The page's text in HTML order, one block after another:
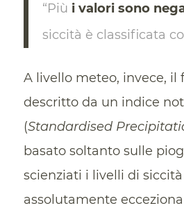
“Più i valori sono
siccità è classificata
A livello meteo, invece, il
descritto da un indice
(Standardised
basato soltanto sulle
scienziati i livelli di
assolutamente